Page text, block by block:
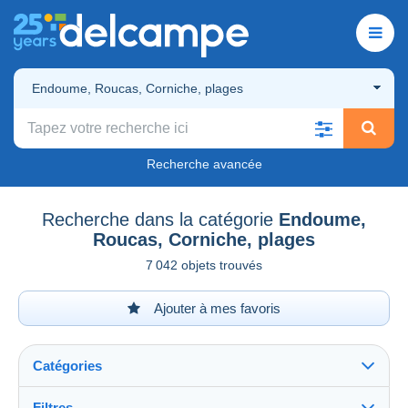
Endoume, Roucas, Corniche, plages
Recherche avancée
Recherche dans la catégorie Endoume,
Roucas, Corniche, plages
7 042 objets trouvés
Ajouter à mes favoris
Catégories